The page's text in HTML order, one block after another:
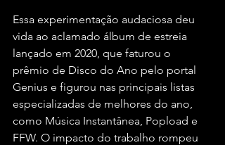
Essa experimentação audaciosa deu
vida ao aclamado álbum de estreia
lançado em 2020, que faturou o
prêmio de Disco do Ano pelo portal
Genius e figurou nas principais listas
especializadas de melhores do ano,
como Música Instantânea, Popload e
FFW. O impacto do trabalho rompeu